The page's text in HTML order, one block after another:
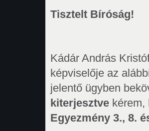
Tisztelt Bíróság!
Kádár András
képviselője az
jelentő ügyben
kiterjesztve
Egyezmény 3., 8.